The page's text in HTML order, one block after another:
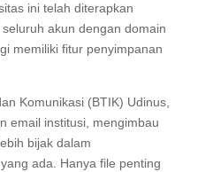
ini telah diterapkan
akun dengan domain
memiliki fitur penyimpanan
Komunikasi (BTIK) Udinus,
email institusi, mengimbau
bijak dalam
ada. Hanya file penting